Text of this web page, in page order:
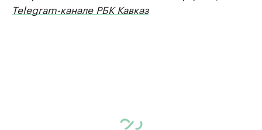
Telegram-канале РБК Кавказ